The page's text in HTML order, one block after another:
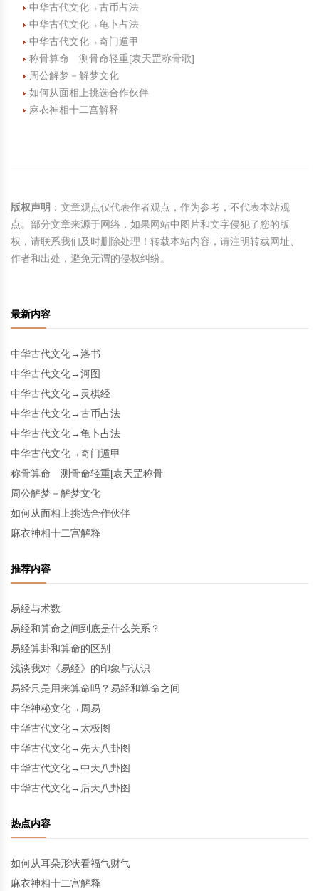
中华古代文化→古币占法
中华古代文化→龟卜占法
中华古代文化→奇门遁甲
称骨算命 测骨命轻重[袁天罡称骨歌]
周公解梦－解梦文化
如何从面相上挑选合作伙伴
麻衣神相十二宫解释
版权声明 ：文章观点仅代表作者观点，作为参考，不代表本站观
点。部分文章来源于网络，如果网站中图片和文字侵犯了您的版
权，请联系我们及时删除处理！转载本站内容，请注明转载网址、
作者和出处，避免无谓的侵权纠纷。
最新内容
中华古代文化→洛书
中华古代文化→河图
中华古代文化→灵棋经
中华古代文化→古币占法
中华古代文化→龟卜占法
中华古代文化→奇门遁甲
称骨算命 测骨命轻重[袁天罡称骨
周公解梦－解梦文化
如何从面相上挑选合作伙伴
麻衣神相十二宫解释
推荐内容
易经与术数
易经和算命之间到底是什么关系？
易经算卦和算命的区别
浅谈我对《易经》的印象与认识
易经只是用来算命吗？易经和算命之间
中华神秘文化→周易
中华古代文化→太极图
中华古代文化→先天八卦图
中华古代文化→中天八卦图
中华古代文化→后天八卦图
热点内容
如何从耳朵形状看福气财气
麻衣神相十二宫解释